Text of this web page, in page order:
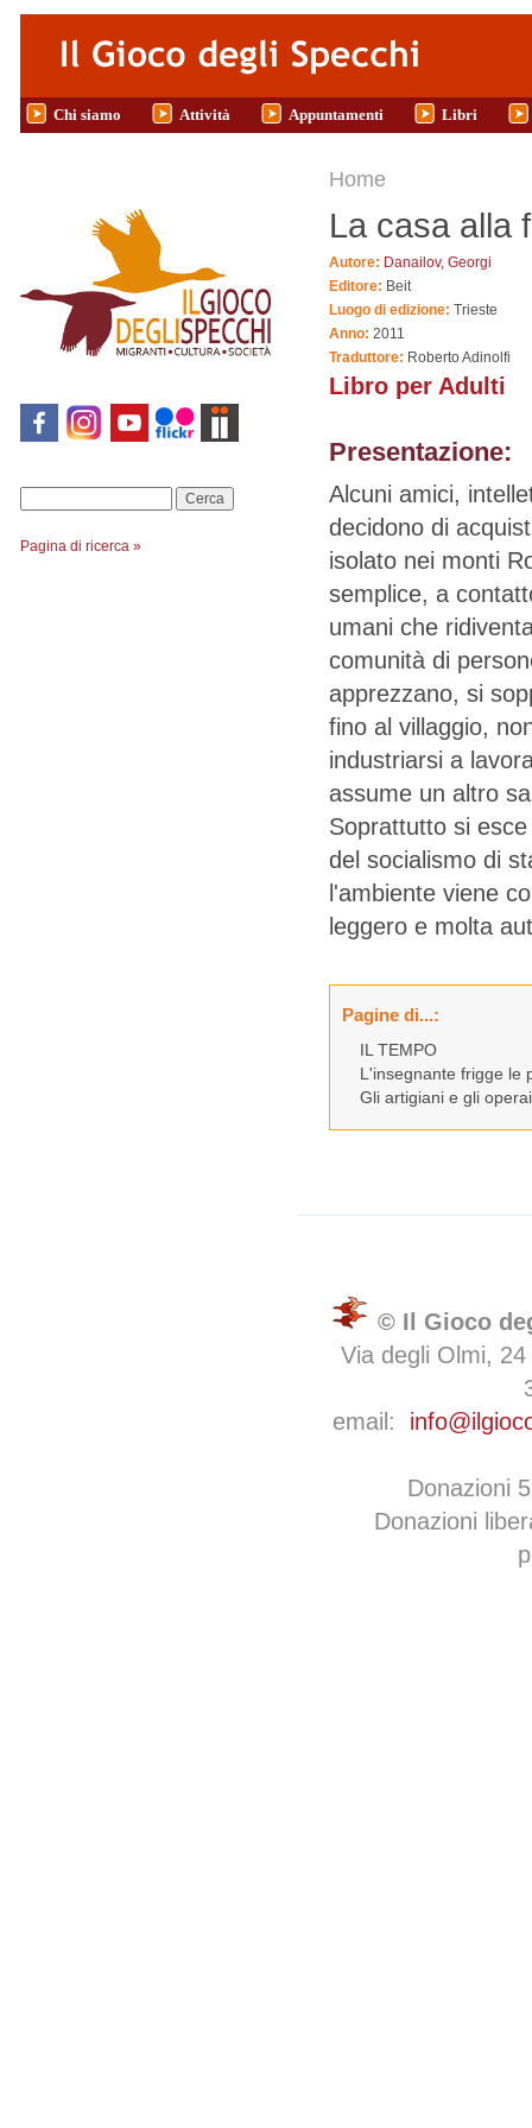
Salta al contenuto principale
Chi siamo Attività Appuntamenti Libri
Pagina di ricerca »
Tu sei qui
Home
La casa alla
Autore: Danailov, Georgi
Editore: Beit
Luogo di edizione: Trieste
Anno: 2011
Traduttore: Roberto Adinolfi
Libro per Adulti
Presentazione:
Alcuni amici,‭
‬decidono di
isolato nei monti
semplice,‭ ‬a
umani che
comunità di
apprezzano,‭ ‬si
fino al villaggio,‭
industriarsi a
assume un altro
‬Soprattutto si
del socialismo di
l'ambiente viene
leggero e molta
Pagine di...:
IL TEMPO
L'insegnante frigge le
Gli artigiani e gli
© Il Gioco
Via degli Olmi,
email:
Donazioni
Donazioni